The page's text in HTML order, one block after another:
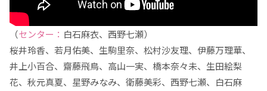
（センター： 白石麻衣、西野七瀬）
桜井玲香、若月佑美、生駒里奈、松村沙友理、伊藤万理華、
井上小百合、齋藤飛鳥、高山一実、橋本奈々未、生田絵梨
花、秋元真夏、星野みなみ、衛藤美彩、西野七瀬、白石麻